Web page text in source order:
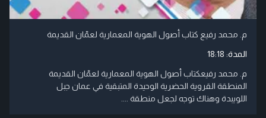
م. محمد رفيع كتاب أصول الهوية المعمارية لعمّان القديمة
المدة: 18:18
م. محمد رفيعكتاب أصول الهوية المعمارية لعمّان القديمة
المنطقة القروية الحضرية الوحيدة المتبقية في عمان جبل
اللويبدة وهناك توجه لجعل منطقة ....